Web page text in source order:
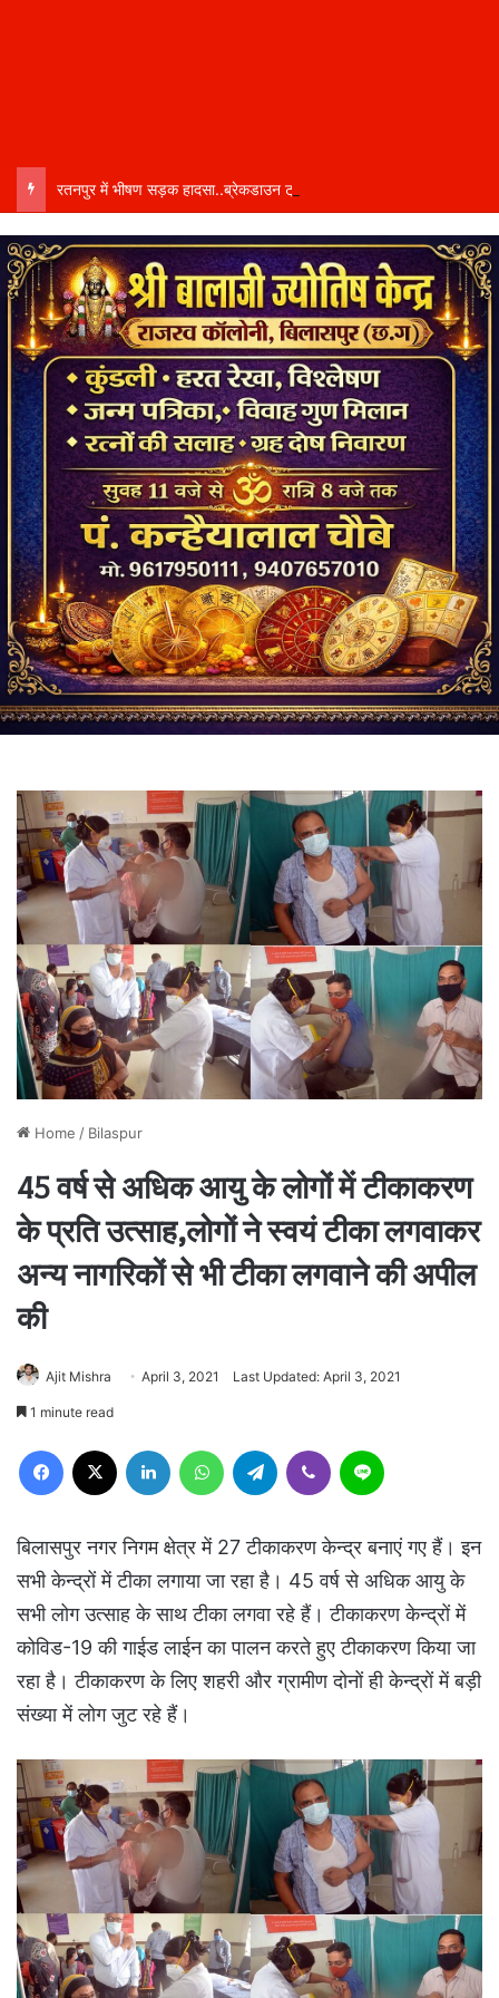
Home / Bilaspur
45 वर्ष से अधिक आयु के लोगों में टीकाकरण
के प्रति उत्साह,लोगों ने स्वयं टीका लगवाकर
अन्य नागरिकों से भी टीका लगवाने की अपील
की
Ajit Mishra April 3, 2021 Last Updated: April 3, 2021
1 minute read
Facebook LinkedIn WhatsAppTelegram Viber
बिलासपुर नगर निगम क्षेत्र में 27 टीकाकरण केन्द्र बनाएं गए हैं। इन
सभी केन्द्रों में टीका लगाया जा रहा है। 45 वर्ष से अधिक आयु के
सभी लोग उत्साह के साथ टीका लगवा रहे हैं। टीकाकरण केन्द्रों में
कोविड-19 की गाईड लाईन का पालन करते हुए टीकाकरण किया जा
रहा है। टीकाकरण के लिए शहरी और ग्रामीण दोनों ही केन्द्रों में बड़ी
संख्या में लोग जुट रहे हैं।